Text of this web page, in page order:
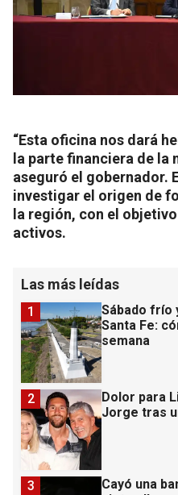
“Esta oficina nos dará
la parte financiera de la
aseguró el gobernador.
investigar el origen de
la región, con el
activos.
Las más leídas
Sábado frío
Santa Fe:
semana
1
Dolor para
Jorge tras
2
Cayó una
3